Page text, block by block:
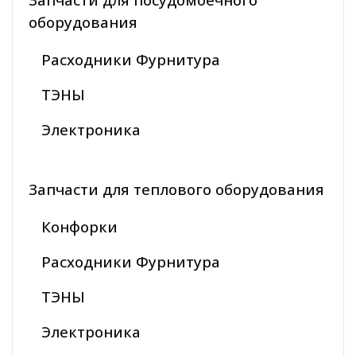
оборудования
Расходники Фурнитура
ТЭНЫ
Электроника
Запчасти для теплового оборудования
Конфорки
Расходники Фурнитура
ТЭНЫ
Электроника